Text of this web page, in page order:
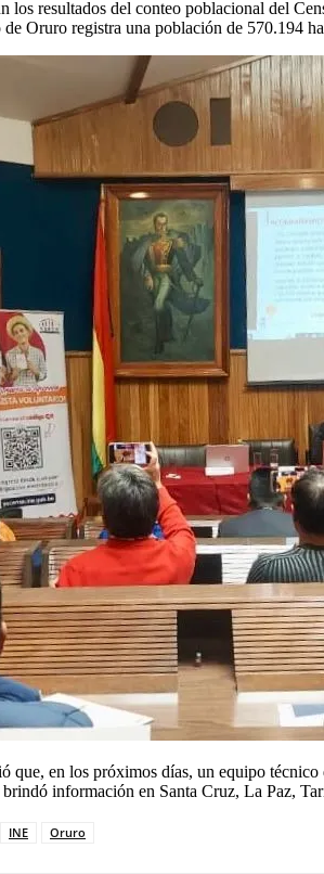
los resultados del conteo poblacional del
de Oruro registra una población de 570.194
que, en los próximos días, un equipo
brindó información en Santa Cruz, La Paz,
INE Oruro